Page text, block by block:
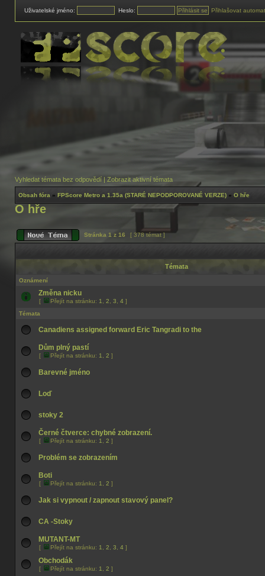
Uživatelské jméno: Heslo: Přihlašovat
Vyhledat témata bez odpovědí | Zobrazit aktivní témata
Obsah fóra » FPScore Metro a 1.35a (STARÉ NEPODPOROVANÉ VERZE) » O hře
O hře
Stránka 1 z 16 [ 378 témat ]
Témata
Oznámení
Změna nicku
[ Přejít na stránku: 1 2 3 4 ]
Témata
Canadiens assigned forward Eric Tangradi to the
Dům plný pastí
[ Přejít na stránku: 1 2 ]
Barevné jméno
Loď
stoky 2
Černé čtverce: chybné zobrazení.
[ Přejít na stránku: 1 2 ]
Problém se zobrazením
Boti
[ Přejít na stránku: 1 2 ]
Jak si vypnout / zapnout stavový panel?
CA -Stoky
MUTANT-MT
[ Přejít na stránku: 1 2 3 4 ]
Obchodák
[ Přejít na stránku: 1 2 ]